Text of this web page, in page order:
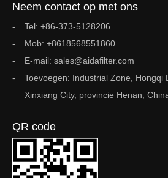
Neem contact op met ons
Tel: +86-373-5128206
Mob: +8618568551860
E-mail: sales@aidafilter.com
Toevoegen: Industrial Zone, Hongqi
Xinxiang City, provincie Henan,
QR code